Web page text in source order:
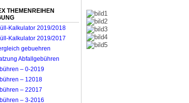
THEMENREIHEN